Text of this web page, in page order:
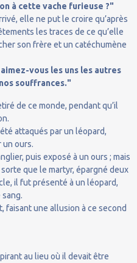
à cette vache furieuse ?"
elle ne put le croire qu’après
les traces de ce qu’elle
son frère et un catéchumène
vous les uns les autres
souffrances."
de ce monde, pendant qu’il
attaqués par un léopard,
ours.
puis exposé à un ours ; mais
que le martyr, épargné deux
il fut présenté à un léopard,
faisant une allusion à ce second
au lieu où il devait être